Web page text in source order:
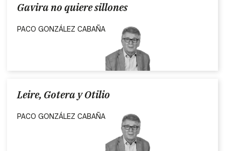
Gavira no quiere sillones
PACO GONZÁLEZ CABAÑA
Leire, Gotera y Otilio
PACO GONZÁLEZ CABAÑA